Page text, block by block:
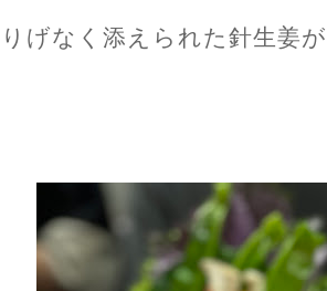
げなく添えられた針生姜